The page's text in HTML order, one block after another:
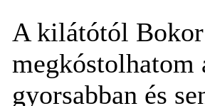
A kilátótól
gyorsabban és